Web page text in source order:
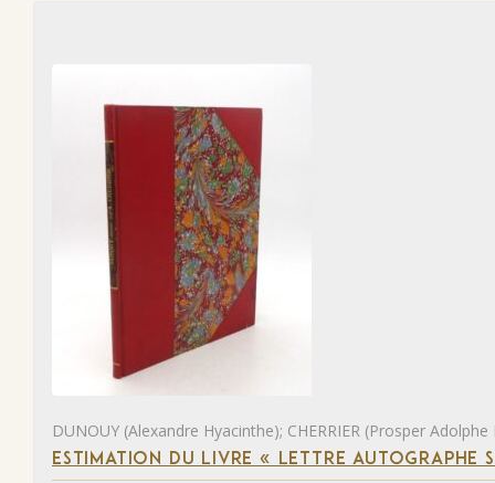
DUNOUY (Alexandre Hyacinthe); CHERRIER (Prosper
ESTIMATION DU LIVRE « LETTRE AUTOGRAPHE